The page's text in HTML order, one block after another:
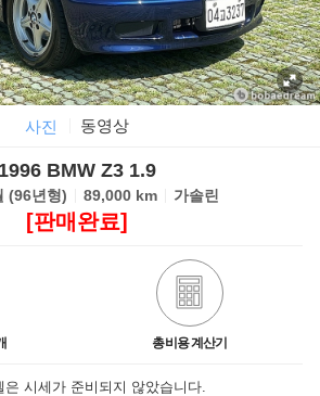
사진 동영상
1996 BMW Z3 1.9
(96년형) 89,000 km 가솔린
[판매완료]
총비용 계산기
은 시세가 준비되지 않았습니다.